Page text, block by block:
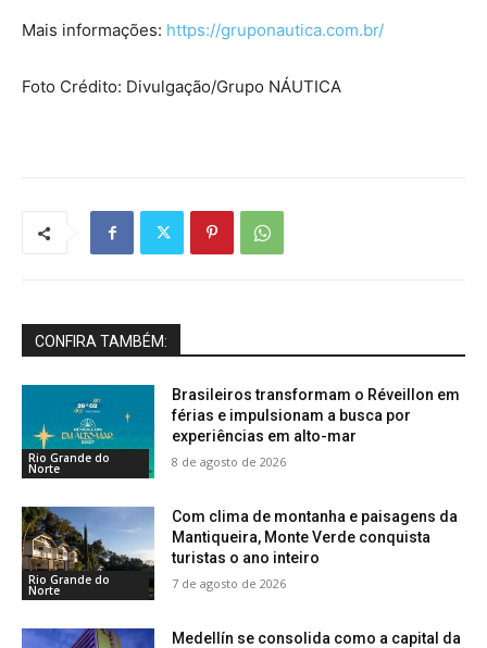
Mais informações: https://gruponautica.com.br/
Foto Crédito: Divulgação/Grupo NÁUTICA
CONFIRA TAMBÉM:
Rio Grande do
Norte
Brasileiros transformam o Réveillon em
férias e impulsionam a busca por
experiências em alto-mar
8 de agosto de 2026
Rio Grande do
Norte
Com clima de montanha e paisagens da
Mantiqueira, Monte Verde conquista
turistas o ano inteiro
7 de agosto de 2026
Medellín se consolida como a capital da